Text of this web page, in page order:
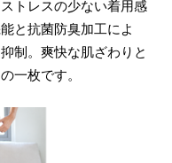
トレスの少ない着用感
と抗菌防臭加工によ
制。爽快な肌ざわりと
一枚です。